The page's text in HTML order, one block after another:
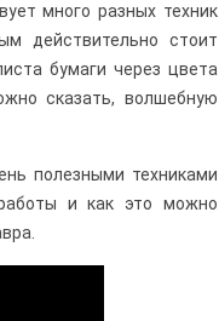
много разных техник
действительно стоит
бумаги через цвета
сказать, волшебную
полезными техниками
и как это можно